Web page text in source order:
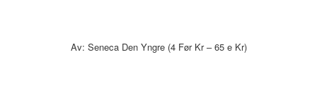
Av: Seneca Den Yngre (4 Før Kr – 65 e Kr)